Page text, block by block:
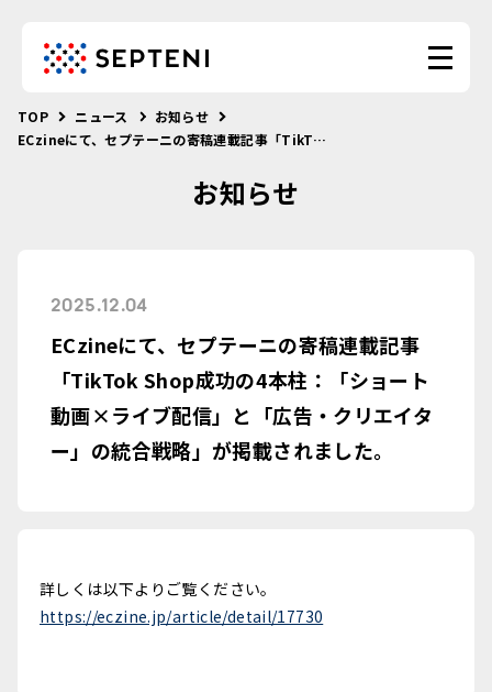
TOP ニュース
お知らせ
ECzineにて、セプテーニの寄稿連載記事「TikTok Shop成功の4本柱：「ショート動画×ライブ配信」と「広告・クリエイター」の統合戦略」が掲載されました。
お知らせ
2025.12.04
ECzineにて、セプテーニの寄稿連載記事
「TikTok Shop成功の4本柱：「ショート
動画×ライブ配信」と「広告・クリエイタ
ー」の統合戦略」が掲載されました。
詳しくは以下よりご覧ください。
https://eczine.jp/article/detail/17730